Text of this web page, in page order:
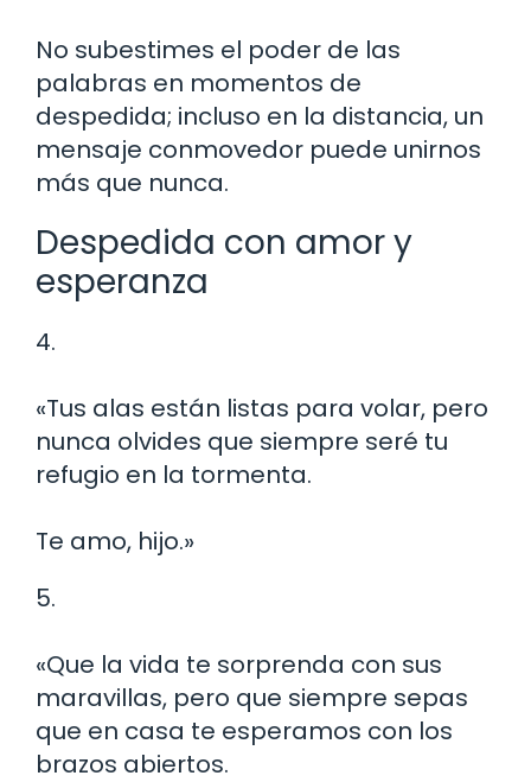
No subestimes el poder de las
palabras en momentos de
despedida; incluso en la distancia, un
mensaje conmovedor puede unirnos
más que nunca.
Despedida con amor y
esperanza
4.
«Tus alas están listas para volar, pero
nunca olvides que siempre seré tu
refugio en la tormenta.
Te amo, hijo.»
5.
«Que la vida te sorprenda con sus
maravillas, pero que siempre sepas
que en casa te esperamos con los
brazos abiertos.